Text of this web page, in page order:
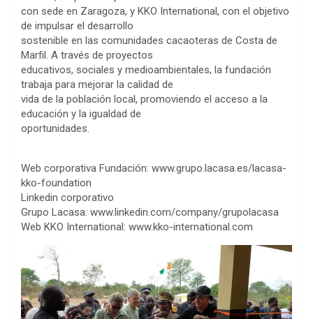
con sede en Zaragoza, y KKO International, con el objetivo
de impulsar el desarrollo
sostenible en las comunidades cacaoteras de Costa de
Marfil. A través de proyectos
educativos, sociales y medioambientales, la fundación
trabaja para mejorar la calidad de
vida de la población local, promoviendo el acceso a la
educación y la igualdad de
oportunidades.
Web corporativa Fundación: www.grupo.lacasa.es/lacasa-
kko-foundation
Linkedin corporativo
Grupo Lacasa: www.linkedin.com/company/grupolacasa
Web KKO International: www.kko-international.com